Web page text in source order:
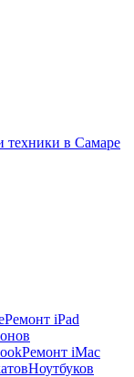
техники в Самаре
Ремонт iPad
Ремонт iMac
Ноутбуков